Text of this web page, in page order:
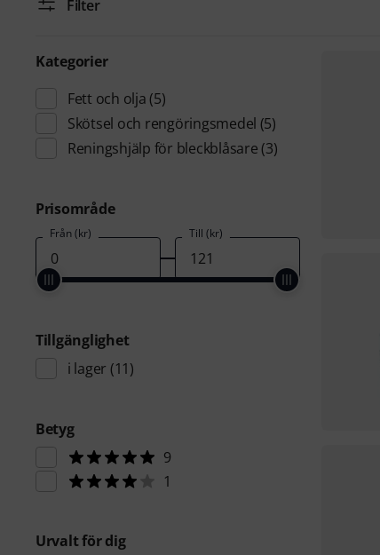
Filter
Kategorier
Fett och olja (5)
Skötsel och rengöringsmedel (5)
Reningshjälp för bleckblåsare (3)
Prisområde
Från (kr) Till (kr)
Tillgänglighet
i lager (11)
Betyg
9
1
Urvalt för dig